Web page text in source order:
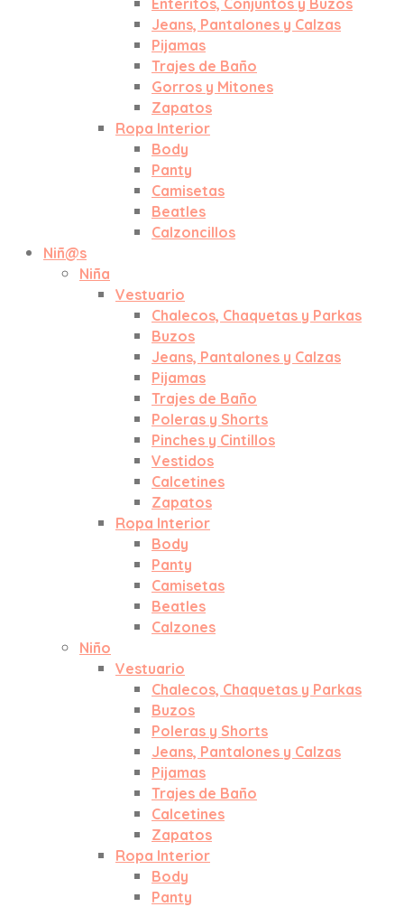
Enteritos, Conjuntos y Buzos
Jeans, Pantalones y Calzas
Pijamas
Trajes de Baño
Gorros y Mitones
Zapatos
Ropa Interior
Body
Panty
Camisetas
Beatles
Calzoncillos
Niñ@s
Niña
Vestuario
Chalecos, Chaquetas y Parkas
Buzos
Jeans, Pantalones y Calzas
Pijamas
Trajes de Baño
Poleras y Shorts
Pinches y Cintillos
Vestidos
Calcetines
Zapatos
Ropa Interior
Body
Panty
Camisetas
Beatles
Calzones
Niño
Vestuario
Chalecos, Chaquetas y Parkas
Buzos
Poleras y Shorts
Jeans, Pantalones y Calzas
Pijamas
Trajes de Baño
Calcetines
Zapatos
Ropa Interior
Body
Panty